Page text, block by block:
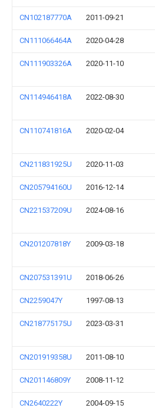
CN102187770A 2011-09-21
CN111066464A 2020-04-28
CN111903326A 2020-11-10
CN114946418A 2022-08-30
CN110741816A 2020-02-04
CN211831925U 2020-11-03
CN205794160U 2016-12-14
CN221537209U 2024-08-16
CN201207818Y 2009-03-18
CN207531391U 2018-06-26
CN2259047Y 1997-08-13
CN218775175U 2023-03-31
CN201919358U 2011-08-10
CN201146809Y 2008-11-12
CN2640222Y 2004-09-15